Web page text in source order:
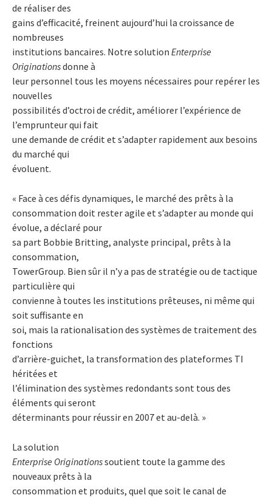
de réaliser des
gains d’efficacité, freinent aujourd’hui la croissance de
nombreuses
institutions bancaires. Notre solution Enterprise
Originationsdonne à
leur personnel tous les moyens nécessaires pour repérer les
nouvelles
possibilités d’octroi de crédit, améliorer l’expérience de
l’emprunteur qui fait
une demande de crédit et s’adapter rapidement aux besoins
du marché qui
évoluent.
« Face à ces défis dynamiques, le marché des prêts à la
consommation doit rester agile et s’adapter au monde qui
évolue, a déclaré pour
sa part Bobbie Britting, analyste principal, prêts à la
consommation,
TowerGroup. Bien sûr il n’y a pas de stratégie ou de tactique
particulière qui
convienne à toutes les institutions prêteuses, ni même qui
soit suffisante en
soi, mais la rationalisation des systèmes de traitement des
fonctions
d’arrière-guichet, la transformation des plateformes TI
héritées et
l’élimination des systèmes redondants sont tous des
éléments qui seront
déterminants pour réussir en 2007 et au-delà. »
La solution
Enterprise Originationssoutient toute la gamme des
nouveaux prêts à la
consommation et produits, quel que soit le canal de